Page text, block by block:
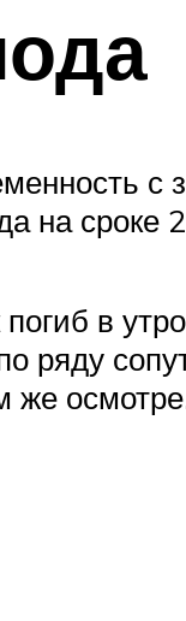
на сроке
в
ряду
же